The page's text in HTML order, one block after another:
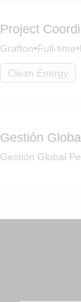
Project
Grafton•Full-time•
Clean Energy
Gestión
Gestión Global